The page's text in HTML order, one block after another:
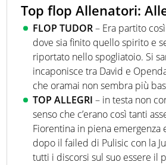
Top flop Allenatori:
FLOP TUDOR– Era partito
dove sia finito quello spirito e
riportato nello spogliatoio. Si
incaponisce tra David e
che oramai non sembra più
TOP ALLEGRI – in testa non
senso che c’erano così tanti
Fiorentina in piena
dopo il failed di Pulisic con la
tutti i discorsi sul suo essere il